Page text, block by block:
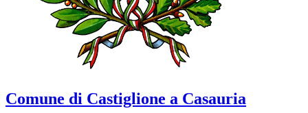
Comune di Castiglione a Casauria